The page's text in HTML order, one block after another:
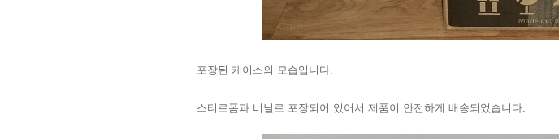
포장된 케이스의 모습입니다.
스티로폼과 비닐로 포장되어 있어서 제품이 안전하게 배송되었습니다.